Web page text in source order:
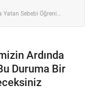
Yatan Sebebi Öğreni...
Ardında
Duruma Bir